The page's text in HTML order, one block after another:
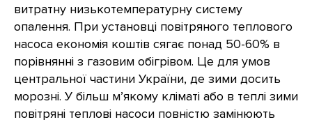
витратну низькотемпературну систему
опалення. При установці повітряного теплового
насоса економія коштів сягає понад 50-60% в
порівнянні з газовим обігрівом. Це для умов
центральної частини України, де зими досить
морозні. У більш м’якому кліматі або в теплі зими
повітряні теплові насоси повністю замінюють